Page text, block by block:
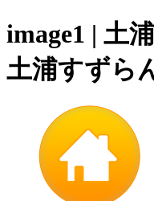
image1 | 土
土浦すずら